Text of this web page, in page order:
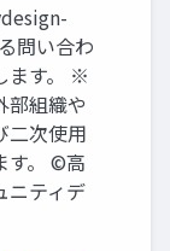
問い合わ
ます。 ※
部組織や
二次使用
す。 ©高
ニティデ